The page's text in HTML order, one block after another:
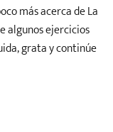
más acerca de La
algunos ejercicios
grata y continúe